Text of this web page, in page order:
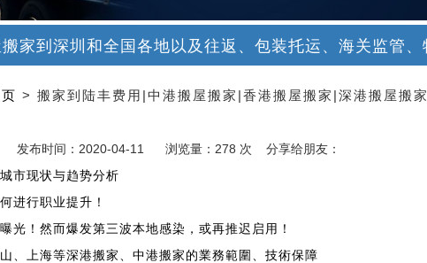
家到深圳和全国各地以及往返、包装托运、海关监管、
> 搬家到陆丰费用|中港搬屋搬家|香港搬屋搬家|深港搬屋搬
发布时间：2020-04-11
浏览量：278 次 分享给朋友：
市现状与趋势分析
进行职业提升！
光！然而爆发第三波本地感染，或再推迟启用！
、上海等深港搬家、中港搬家的業務範圍、技術保障